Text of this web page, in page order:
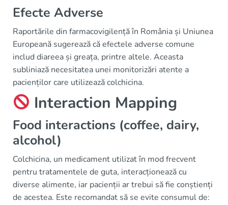
Efecte Adverse
Raportările din farmacovigilență în România și Uniunea
Europeană sugerează că efectele adverse comune
includ diareea și greața, printre altele. Aceasta
subliniază necesitatea unei monitorizări atente a
pacienților care utilizează colchicina.
Interaction Mapping
Food interactions (coffee, dairy,
alcohol)
Colchicina, un medicament utilizat în mod frecvent
pentru tratamentele de guta, interacționează cu
diverse alimente, iar pacienții ar trebui să fie conștienți
de acestea. Este recomandat să se evite consumul de: